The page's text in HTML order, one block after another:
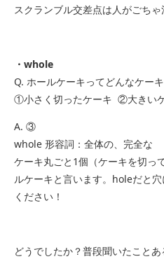
スクランブル交差点は人がごちゃ
・whole
Q. ホールケーキってどんなケー
①小さく切ったケーキ ②大きい
A. ③
whole 形容詞：全体の、完全な
ケーキ丸ごと1個（ケーキを切っ
ルケーキと言います。holeだと
ください！
どうでしたか？普段聞いたこと